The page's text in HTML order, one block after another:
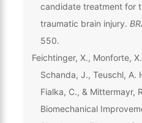
candidate treatment for
traumatic brain injury.
550.
Feichtinger, X., Monforte,
Schanda, J., Teuschl, A.
Fialka, C., & Mittermayr,
Biomechanical